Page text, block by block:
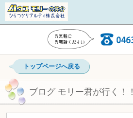
トップページへ戻る
ブログ モリー君が行く！！